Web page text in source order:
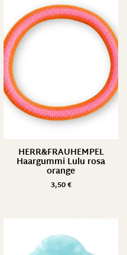
HERR&FRAUHEMPEL
Haargummi Lulu rosa
orange
3,50€